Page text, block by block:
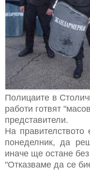
Полицаите в
работи готвят
представители.
На
понеделник, да
иначе ще остане
"Отказваме да се